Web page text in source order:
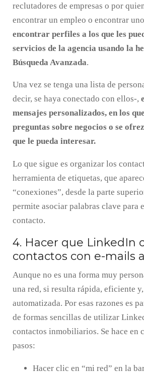
reclutadores de empresas o por
encontrar un empleo o encontrar
encontrar perfiles a los que les
servicios de la agencia usando la
Búsqueda Avanzada.
Una vez se tenga una lista de
decir, se haya conectado con ellos-,
mensajes personalizados, en los
preguntas sobre negocios o se
que le pueda interesar.
Lo que sigue es organizar los
herramienta de etiquetas, que
“conexiones”, desde la parte
permite asociar palabras clave para
contacto.
4. Hacer que LinkedIn
contactos con e-mails
Aunque no es una forma muy
una red, si resulta rápida, eficiente
automatizada. Por esas razones es
de formas sencillas de utilizar
contactos inmobiliarios. Se hace en
pasos:
Hacer clic en “mi red” en la